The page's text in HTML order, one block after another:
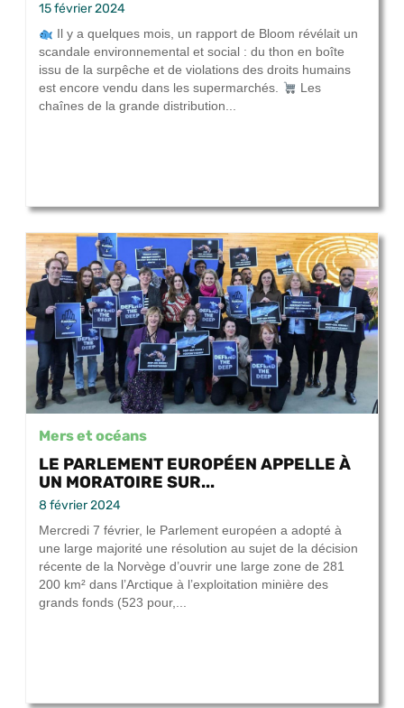
15 février 2024
Il y a quelques mois, un rapport de Bloom révélait un
scandale environnemental et social : du thon en boîte
issu de la surpêche et de violations des droits humains
est encore vendu dans les supermarchés.
Les
chaînes de la grande distribution...
Mers et océans
LE PARLEMENT EUROPÉEN APPELLE À
UN MORATOIRE SUR...
8 février 2024
Mercredi 7 février, le Parlement européen a adopté à
une large majorité une résolution au sujet de la décision
récente de la Norvège d’ouvrir une large zone de 281
200 km² dans l’Arctique à l’exploitation minière des
grands fonds (523 pour,...